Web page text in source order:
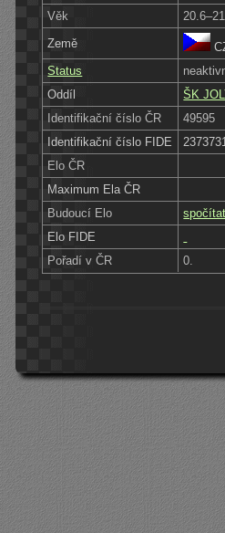
Věk
Země
Status
Oddíl
ŠK
Identifikační číslo ČR
49595
Identifikační číslo FIDE
Elo ČR
Maximum Ela ČR
Budoucí Elo
spočítat
Elo FIDE
Pořadí v ČR
0.